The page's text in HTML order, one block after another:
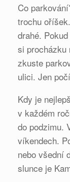
Co
trochu
drahé.
si procházku
zkuste
ulici. Jen
Kdy je
v každém
do podzimu.
víkendech.
nebo všední
slunce je